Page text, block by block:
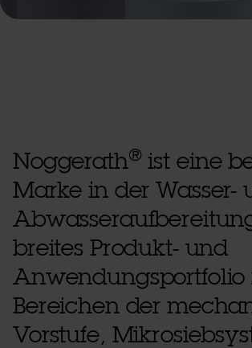
Noggerath® ist eine
Marke in der Wasser-
breites Produkt- und
Anwendungsportfolio
Bereichen der
Vorstufe,